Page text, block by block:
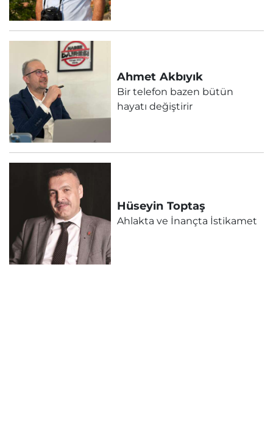
Ahmet Akbıyık
Bir telefon bazen bütün
hayatı değiştirir
Hüseyin Toptaş
Ahlakta ve İnançta İstikamet